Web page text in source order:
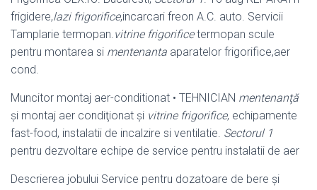
frigidere,lazi frigorifice,incarcari freon A.C. auto. Servicii
Tamplarie termopan.vitrine frigorificetermopan scule
pentru montarea si mentenanta aparatelor frigorifice,aer
cond.
Muncitor montaj aer-conditionat • TEHNICIAN mentenanţă
şi montaj aer condiţionat şi vitrine frigorifice, echipamente
fast-food, instalatii de incalzire si ventilatie. Sectorul 1
pentru dezvoltare echipe de service pentru instalatii de aer
Descrierea jobului Service pentru dozatoare de bere şi